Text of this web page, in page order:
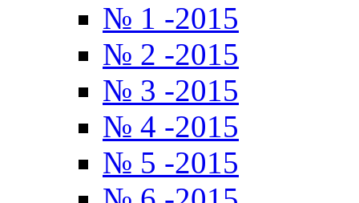
№ 1 -2015
№ 2 -2015
№ 3 -2015
№ 4 -2015
№ 5 -2015